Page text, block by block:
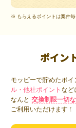
※ もらえるポイントは案件毎
ポイン
モッピーで貯めたポイ
ル・他社ポイントなど
なんと 交換制限一切な
ご利用いただけます！